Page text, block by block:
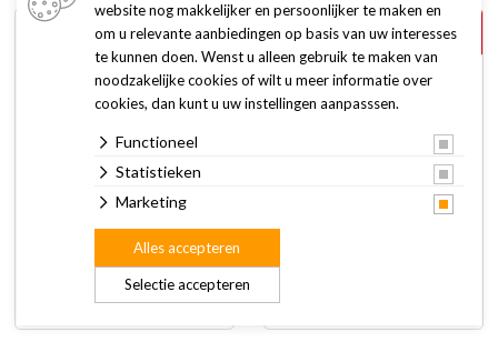
1 + 1
gratis
14,95
korting
website nog makkelijker en persoonlijker te maken en
om u relevante aanbiedingen op basis van uw interesses
te kunnen doen. Wenst u alleen gebruik te maken van
noodzakelijke cookies of wilt u meer informatie over
cookies, dan kunt u uw instellingen aanpasssen.
Functioneel
Statistieken
Marketing
Selectie accepteren
Alles accepteren